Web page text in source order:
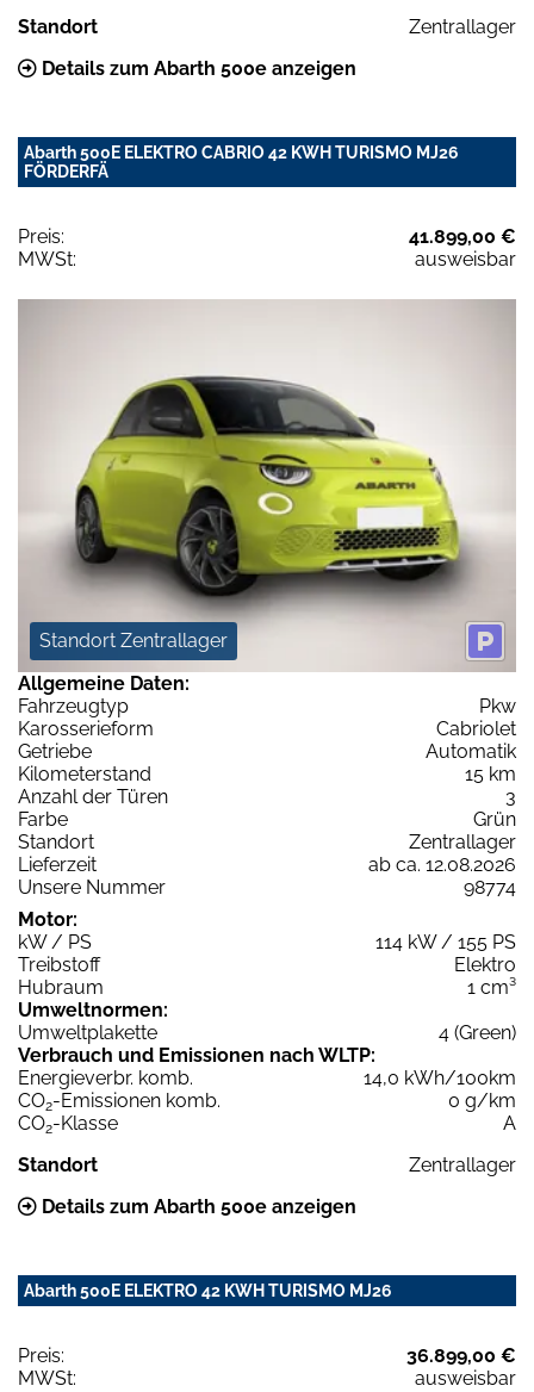
Standort
Zentrallager
Details zum Abarth 500e anzeigen
Abarth 500E ELEKTRO CABRIO 42 KWH TURISMO MJ26
FÖRDERFÄ
Preis:
41.899,00 €
MWSt:
ausweisbar
Standort Zentrallager
Allgemeine Daten:
Fahrzeugtyp
Pkw
Karosserieform
Cabriolet
Getriebe
Automatik
Kilometerstand
15 km
Anzahl der Türen
3
Farbe
Grün
Standort
Zentrallager
Lieferzeit
ab ca. 12.08.2026
Unsere Nummer
98774
Motor:
kW / PS
114 kW / 155 PS
Treibstoff
Elektro
Hubraum
1 cm³
Umweltnormen:
Umweltplakette
4 (Green)
Verbrauch und Emissionen nach WLTP:
Energieverbr. komb.
14,0 kWh/100km
CO2-Emissionen komb.
0 g/km
CO2-Klasse
A
Standort
Zentrallager
Details zum Abarth 500e anzeigen
Abarth 500E ELEKTRO 42 KWH TURISMO MJ26
Preis:
36.899,00 €
MWSt:
ausweisbar